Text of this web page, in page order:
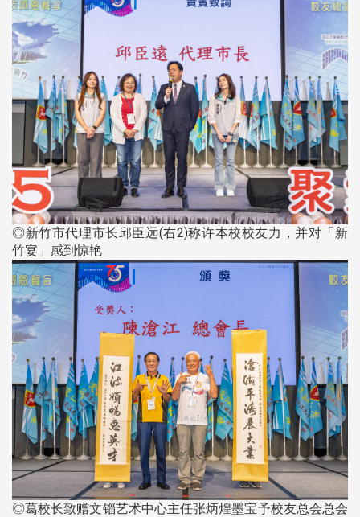
◎新竹市代理市长邱臣远(右2)称许本校校友力，并对「新
竹宴」感到惊艳
◎葛校长致赠文锱艺术中心主任张炳煌墨宝予校友总会总会